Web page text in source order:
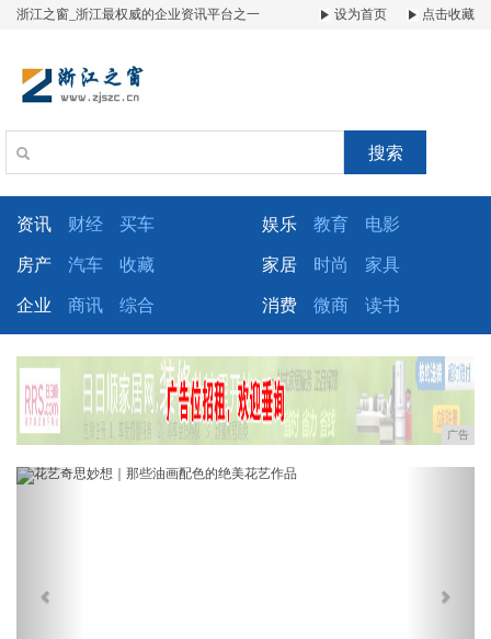
浙江之窗_浙江最权威的企业资讯平台之一 设为首页 点击收藏
搜索
资讯 财经 买车 娱乐 教育 电影
房产 汽车 收藏 家居 时尚 家具
企业 商讯 综合 消费 微商 读书
广告
Previous